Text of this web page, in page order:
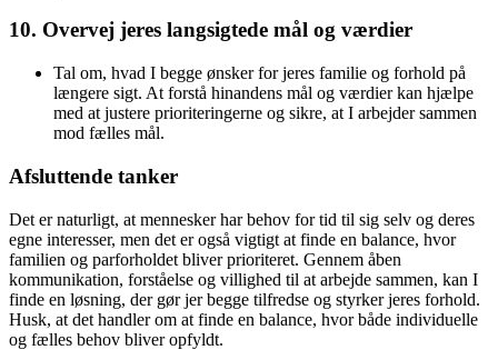
10. Overvej jeres langsigtede mål og værdier
Tal om, hvad I begge ønsker for jeres familie og forhold på
længere sigt. At forstå hinandens mål og værdier kan hjælpe
med at justere prioriteringerne og sikre, at I arbejder sammen
mod fælles mål.
Afsluttende tanker
Det er naturligt, at mennesker har behov for tid til sig selv og deres
egne interesser, men det er også vigtigt at finde en balance, hvor
familien og parforholdet bliver prioriteret. Gennem åben
kommunikation, forståelse og villighed til at arbejde sammen, kan I
finde en løsning, der gør jer begge tilfredse og styrker jeres forhold.
Husk, at det handler om at finde en balance, hvor både individuelle
og fælles behov bliver opfyldt.